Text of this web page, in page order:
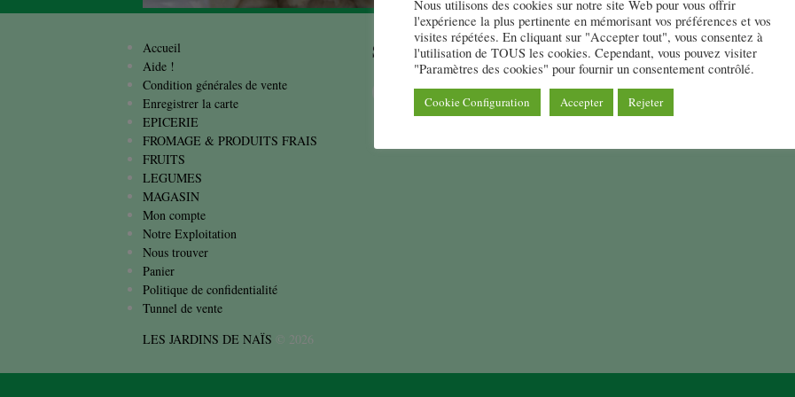
Accueil
Aide !
Condition générales de vente
Enregistrer la carte
EPICERIE
FROMAGE & PRODUITS FRAIS
FRUITS
LEGUMES
MAGASIN
Mon compte
Notre Exploitation
Nous trouver
Panier
Politique de confidentialité
Tunnel de vente
Suivez-nous sur Facebook
LES JARDINS DE NAÏS © 2026
Nous utilisons des cookies sur notre site Web pour vous offrir
l'expérience la plus pertinente en mémorisant vos préférences et vos
visites répétées. En cliquant sur "Accepter tout", vous consentez à
l'utilisation de TOUS les cookies. Cependant, vous pouvez visiter
"Paramètres des cookies" pour fournir un consentement contrôlé.
Cookie Configuration Accepter Rejeter